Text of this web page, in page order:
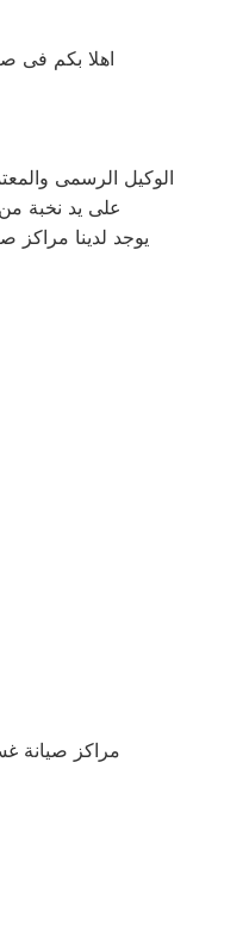
اهلا بكم فى
الوكيل الرسمى
على يد نخبة
يوجد لدينا مراكز
مراكز صيانة